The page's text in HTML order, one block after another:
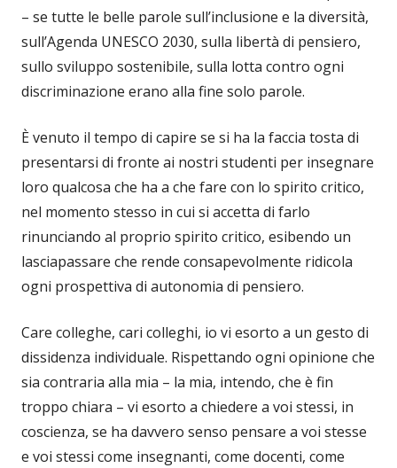
– se tutte le belle parole sull’inclusione e la diversità,
sull’Agenda UNESCO 2030, sulla libertà di pensiero,
sullo sviluppo sostenibile, sulla lotta contro ogni
discriminazione erano alla fine solo parole.
È venuto il tempo di capire se si ha la faccia tosta di
presentarsi di fronte ai nostri studenti per insegnare
loro qualcosa che ha a che fare con lo spirito critico,
nel momento stesso in cui si accetta di farlo
rinunciando al proprio spirito critico, esibendo un
lasciapassare che rende consapevolmente ridicola
ogni prospettiva di autonomia di pensiero.
Care colleghe, cari colleghi, io vi esorto a un gesto di
dissidenza individuale. Rispettando ogni opinione che
sia contraria alla mia – la mia, intendo, che è fin
troppo chiara – vi esorto a chiedere a voi stessi, in
coscienza, se ha davvero senso pensare a voi stesse
e voi stessi come insegnanti, come docenti, come